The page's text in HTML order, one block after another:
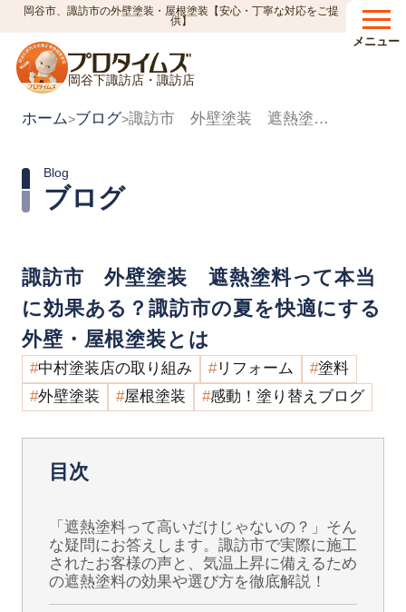
岡谷市、諏訪市の外壁塗装・屋根塗装【安心・丁寧な対応をご提
供】
岡谷下諏訪店・諏訪店
メニュー
ホーム>ブログ> 諏訪市 外壁塗装 遮熱塗料って本当に効果ある？諏訪市の夏を快適にする外壁・屋根塗装とは
ブログ
Blog
諏訪市 外壁塗装 遮熱塗料って本当
に効果ある？諏訪市の夏を快適にする
外壁・屋根塗装とは
中村塗装店の取り組み リフォーム
塗料
外壁塗装
屋根塗装 感動！塗り替えブログ
目次
「遮熱塗料って高いだけじゃないの？」そん
な疑問にお答えします。諏訪市で実際に施工
されたお客様の声と、気温上昇に備えるため
の遮熱塗料の効果や選び方を徹底解説！